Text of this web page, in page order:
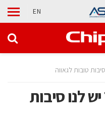
EN
ביום העצמאות ה-77 יש לנו סיבות